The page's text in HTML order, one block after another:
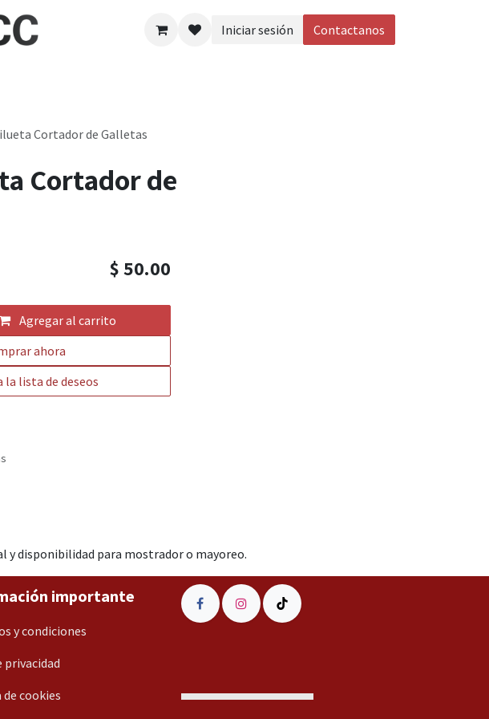
Iniciar sesión
Contactanos
Cortador de Galletas
Cortador de
Agregar al carrito
ahora
la lista de deseos
$50.00
y disponibilidad para mostrador o mayoreo.
importante
y condiciones
privacidad
cookies